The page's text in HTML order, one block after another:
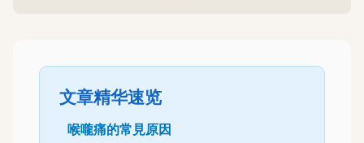
文章精华速览
喉嚨痛的常見原因